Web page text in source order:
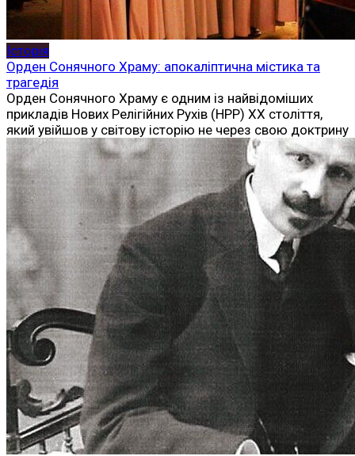
Історія
Орден Сонячного Храму: апокаліптична містика та
трагедія
Орден Сонячного Храму є одним із найвідоміших
прикладів Нових Релігійних Рухів (НРР) XX століття,
який увійшов у світову історію не через свою доктрину